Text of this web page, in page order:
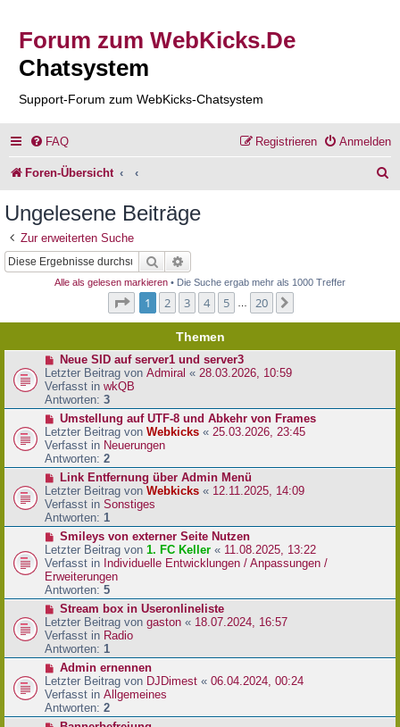
Forum zum WebKicks.De
Chatsystem
Support-Forum zum WebKicks-Chatsystem
FAQ Anmelden
Registrieren
Foren-Übersicht
Ungelesene Beiträge
Zur erweiterten Suche
Suche
Alle als gelesen markieren • Die Suche ergab mehr als 1000 Treffer
Seite von
1 2 3 4 5 20
Themen
N
e
u
e
r
B
e
i
t
a
g
Neue SID auf server1 und server3
Letzter Beitrag von Admiral « 28.03.2026, 10:59
Verfasst in wkQB
Antworten: 3
N
e
u
e
r
B
e
i
t
a
g
Umstellung auf UTF-8 und Abkehr von Frames
Letzter Beitrag von Webkicks « 25.03.2026, 23:45
Verfasst in Neuerungen
Antworten: 2
N
e
u
e
r
B
e
i
t
r
a
g
Link Entfernung über Admin Menü
Letzter Beitrag von Webkicks « 12.11.2025, 14:09
Verfasst in Sonstiges
Antworten: 1
N
e
u
e
r
B
e
i
t
r
a
g
Smileys von externer Seite Nutzen
Letzter Beitrag von 1. FC Keller « 11.08.2025, 13:22
Verfasst in Individuelle Entwicklungen / Anpassungen /
Erweiterungen
Antworten: 5
N
e
u
e
r
B
e
i
t
Stream box in Useronlineliste
Letzter Beitrag von gaston « 18.07.2024, 16:57
Verfasst in Radio
Antworten: 1
N
e
u
e
r
Admin ernennen
Letzter Beitrag von DJDimest « 06.04.2024, 00:24
Verfasst in Allgemeines
Antworten: 2